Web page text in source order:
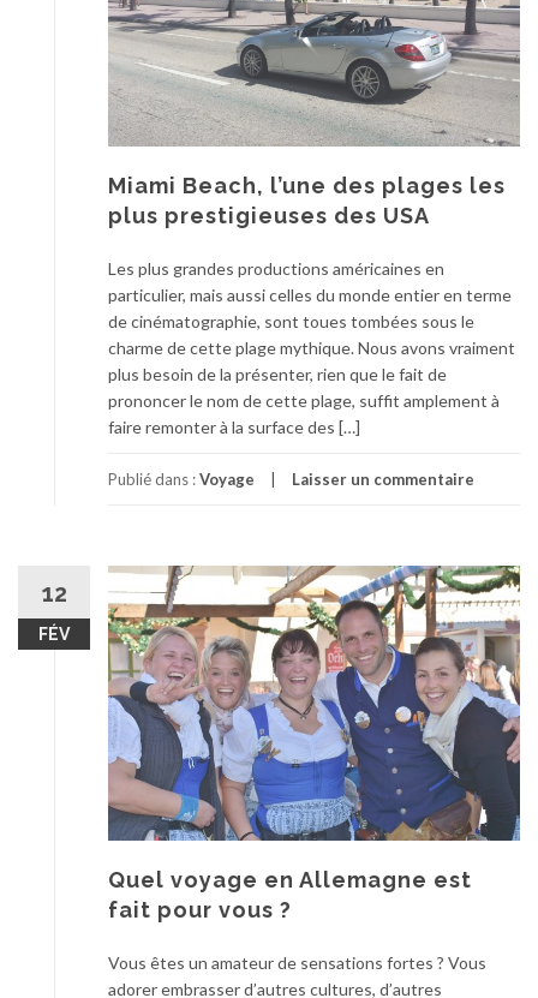
Miami Beach, l’une des plages les
plus prestigieuses des USA
Les plus grandes productions américaines en
particulier, mais aussi celles du monde entier en terme
de cinématographie, sont toues tombées sous le
charme de cette plage mythique. Nous avons vraiment
plus besoin de la présenter, rien que le fait de
prononcer le nom de cette plage, suffit amplement à
faire remonter à la surface des […]
Publié dans :Voyage Laisser un commentaire
12
FÉV
Quel voyage en Allemagne est
fait pour vous ?
Vous êtes un amateur de sensations fortes ? Vous
adorer embrasser d’autres cultures, d’autres